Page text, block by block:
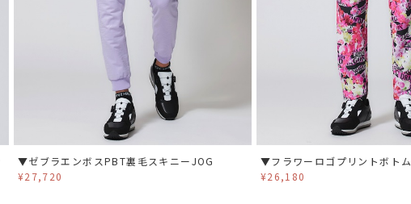
▼ゼブラエンボスPBT裏毛スキニーJOG
¥27,720
▼フラワーロゴプリントボトム
¥26,180